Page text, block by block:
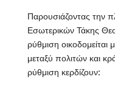
Παρουσιάζοντας την
Εσωτερικών Τάκης
ρύθμιση
μεταξύ πολιτών και
ρύθμιση κερδίζουν: